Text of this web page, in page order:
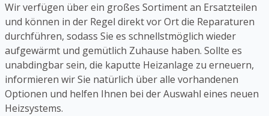
Wir verfügen über ein großes Sortiment an Ersatzteilen
und können in der Regel direkt vor Ort die Reparaturen
durchführen, sodass Sie es schnellstmöglich wieder
aufgewärmt und gemütlich Zuhause haben. Sollte es
unabdingbar sein, die kaputte Heizanlage zu erneuern,
informieren wir Sie natürlich über alle vorhandenen
Optionen und helfen Ihnen bei der Auswahl eines neuen
Heizsystems.